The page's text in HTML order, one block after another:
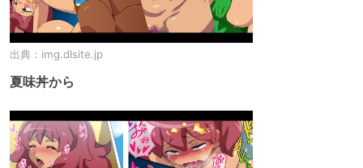
出典： img.dlsite.jp
夏味丼から